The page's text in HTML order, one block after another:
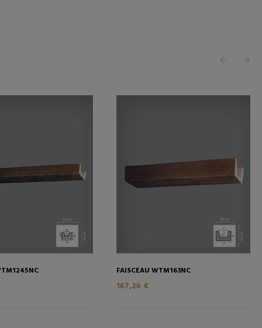
FAISCEAU WTM163NC
167,26 €